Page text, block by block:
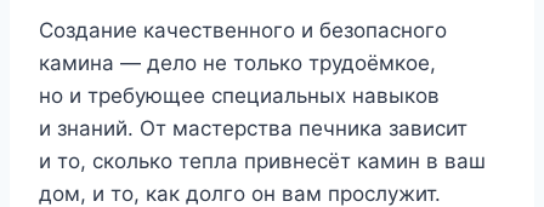
Создание качественного и безопасного
камина — дело не только трудоёмкое,
но и требующее специальных навыков
и знаний. От мастерства печника зависит
и то, сколько тепла привнесёт камин в ваш
дом, и то, как долго он вам прослужит.